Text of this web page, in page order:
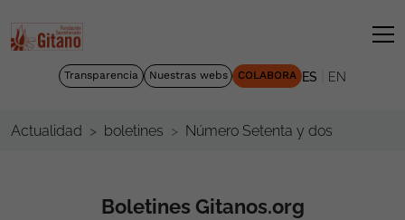
Transparencia Nuestras webs COLABORA ES EN
Actualidad boletines Número Setenta y dos
Boletines Gitanos.org